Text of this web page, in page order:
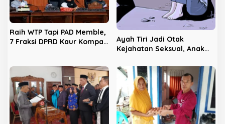
o
s
Raih WTP Tapi PAD Memble,
7 Fraksi DPRD Kaur Kompak
Ayah Tiri Jadi Otak
Kejahatan Seksual, Anak
ke Orang Lain